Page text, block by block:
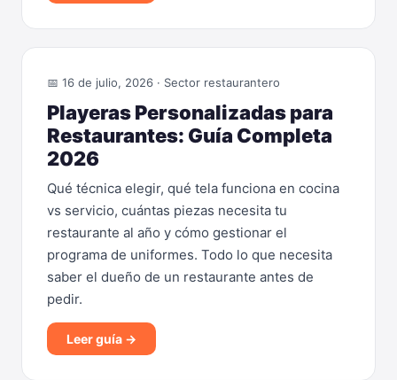
📅 16 de julio, 2026 · Sector restaurantero
Playeras Personalizadas para
Restaurantes: Guía Completa
2026
Qué técnica elegir, qué tela funciona en cocina
vs servicio, cuántas piezas necesita tu
restaurante al año y cómo gestionar el
programa de uniformes. Todo lo que necesita
saber el dueño de un restaurante antes de
pedir.
Leer guía →